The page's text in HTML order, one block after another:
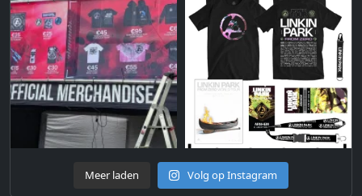
Meer laden Volg op Instagram